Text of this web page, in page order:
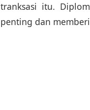
tranksasi itu.
penting dan